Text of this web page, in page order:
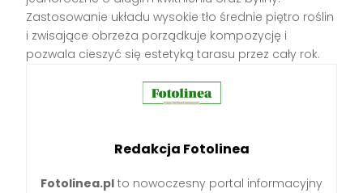
Zastosowanie układu wysokie tło średnie piętro roślin
i zwisające obrzeża porządkuje kompozycję i
pozwala cieszyć się estetyką tarasu przez cały rok.
Redakcja Fotolinea
Fotolinea.pl to nowoczesny portal informacyjny